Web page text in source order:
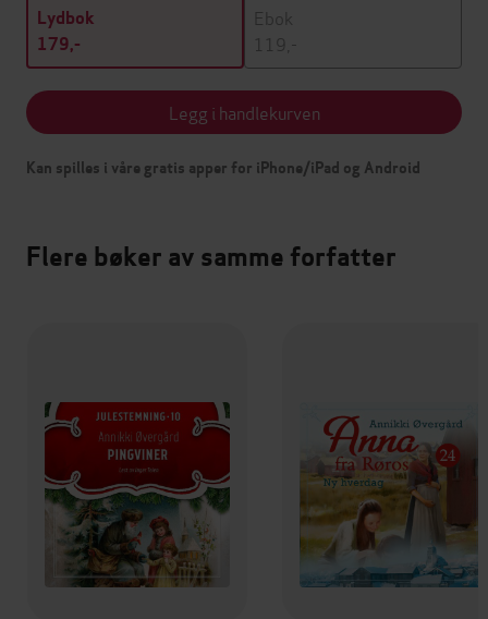
Lydbok
179,-
Ebok
119,-
Legg i handlekurven
Kan spilles i våre gratis apper for iPhone/iPad og Android
Flere bøker av samme forfatter